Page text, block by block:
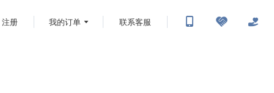
注册 我的订单 联系客服